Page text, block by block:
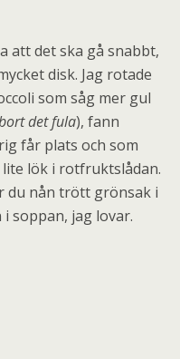
att det ska gå snabbt,
disk. Jag rotade
som såg mer gul
det fula), fann
får plats och som
lite lök i rotfruktslådan.
du nån trött grönsak i
soppan, jag lovar.